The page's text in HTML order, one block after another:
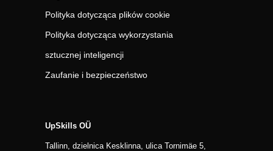
Polityka dotycząca plików cookie
Polityka dotycząca wykorzystania
sztucznej inteligencji
Zaufanie i bezpieczeństwo
UpSkills OÜ
Tallinn, dzielnica Kesklinna, ulica Tornimäe 5,